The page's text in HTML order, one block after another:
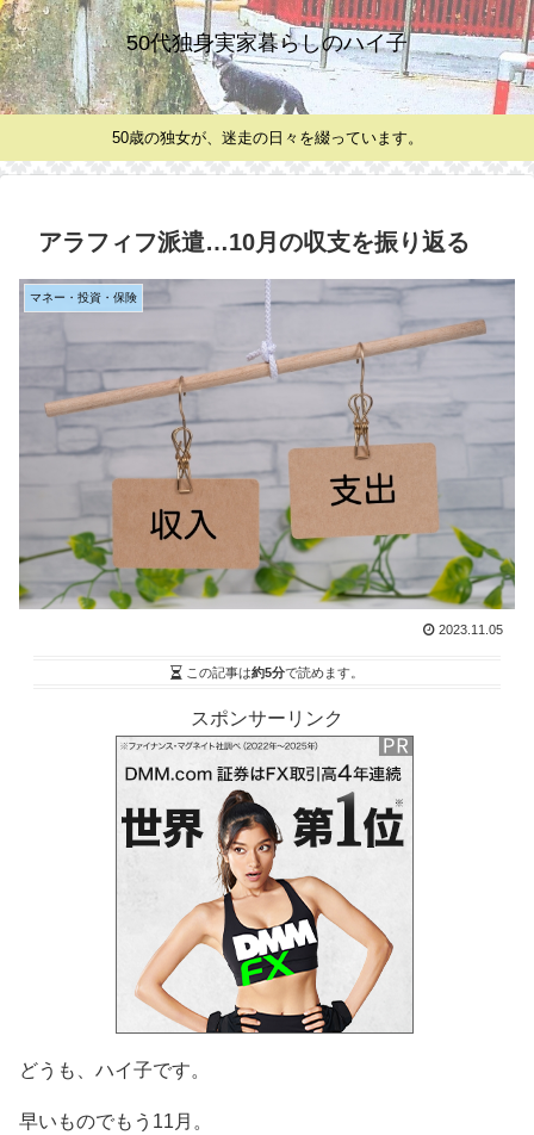
50代独身実家暮らしのハイ子
50歳の独女が、迷走の日々を綴っています。
アラフィフ派遣…10月の収支を振り返る
マネー・投資・保険
2023.11.05
この記事は約5分で読めます。
スポンサーリンク
どうも、ハイ子です。
早いものでもう11月。